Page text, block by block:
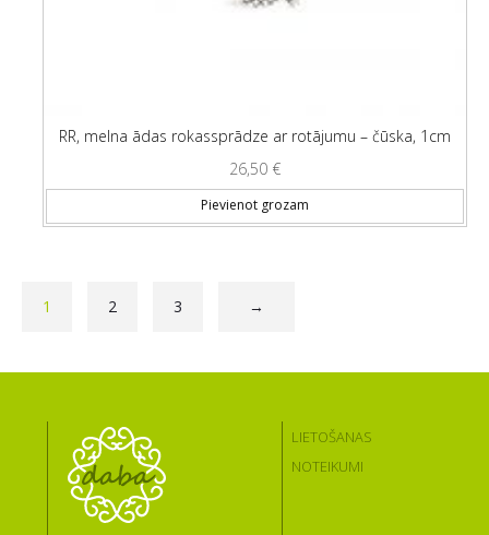
RR, melna ādas rokassprādze ar rotājumu – čūska, 1cm
26,50 €
Pievienot grozam
1 2 3 →
LIETOŠANAS
NOTEIKUMI